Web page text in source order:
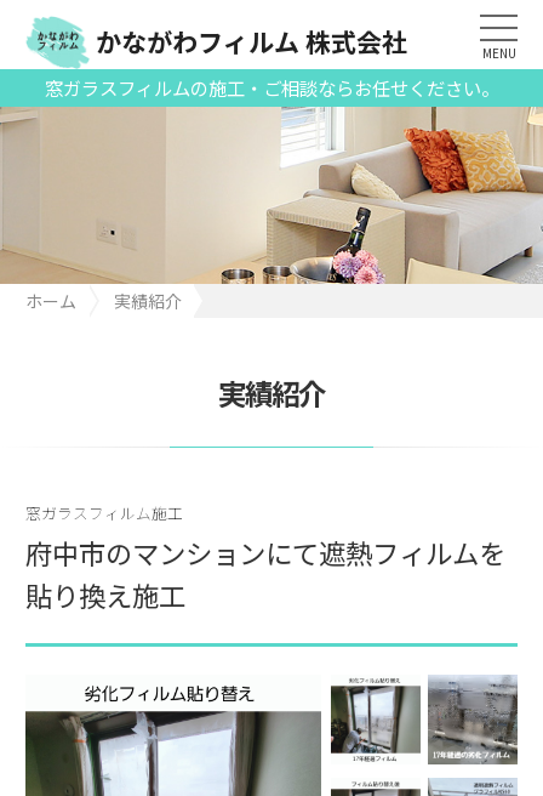
窓ガラスフィルムの施工・ご相談ならお任せください。
かながわフィルム 株式会社 MENU
ホーム
実績紹介
実績紹介
窓ガラスフィルム施工
府中市のマンションにて遮熱フィルムを
貼り換え施工